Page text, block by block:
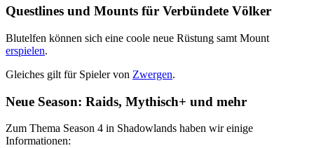
Questlines und Mounts für Verbündete Völker
Blutelfen können sich eine coole neue Rüstung samt Mount
erspielen.
Gleiches gilt für Spieler von Zwergen.
Neue Season: Raids, Mythisch+ und mehr
Zum Thema Season 4 in Shadowlands haben wir einige
Informationen: